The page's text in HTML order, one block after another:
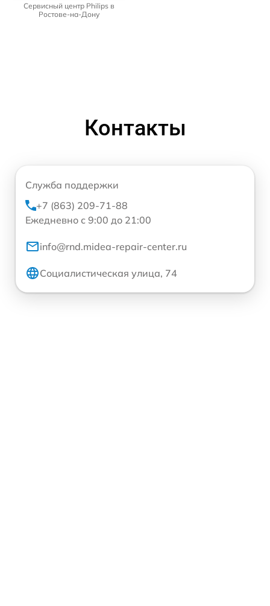
Сервисный центр Philips в
Ростове-на-Дону
Контакты
Служба поддержки
+7 (863) 209-71-88
Ежедневно с 9:00 до 21:00
info@rnd.midea-repair-center.ru
Социалистическая улица, 74